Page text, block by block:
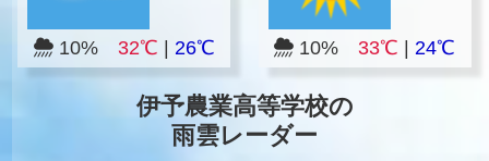
10% 32℃ 26℃ 10%33℃ |24℃
伊予農業高等学校の
雨雲レーダー